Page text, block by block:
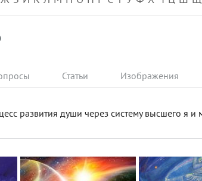
Статьи Изображения
развития души через систему высшего я и